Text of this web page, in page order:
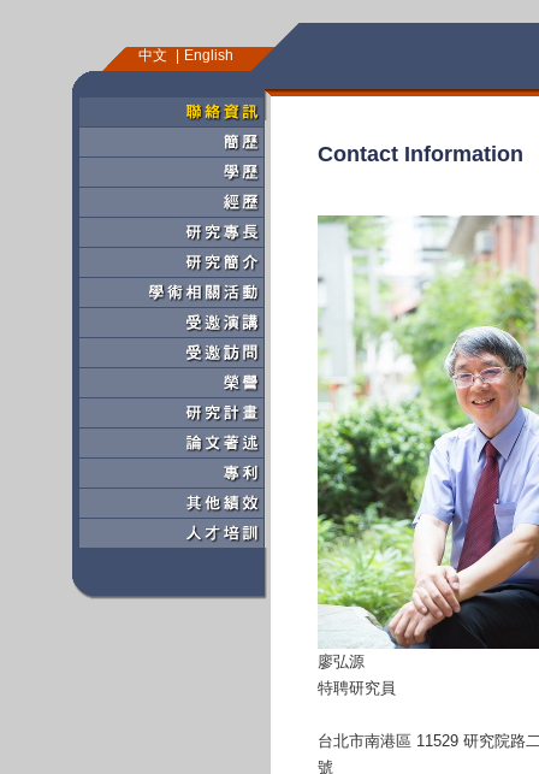
中文 English
Contact Information
廖弘源
特聘研究員
台北市南港區 11529 研究院路
號